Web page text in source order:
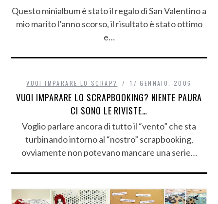
Questo minialbum è stato il regalo di San Valentino a
mio marito l’anno scorso, il risultato è stato ottimo
e…
VUOI IMPARARE LO SCRAP? 17 GENNAIO, 2006
VUOI IMPARARE LO SCRAPBOOKING? NIENTE PAURA
CI SONO LE RIVISTE…
Voglio parlare ancora di tutto il “vento” che sta
turbinando intorno al “nostro” scrapbooking,
ovviamente non potevano mancare una serie…